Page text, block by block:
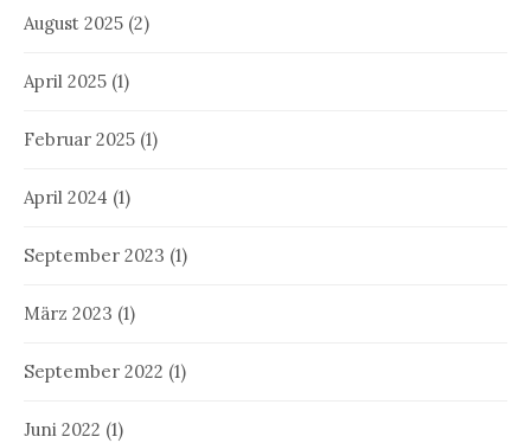
August 2025 (2)
April 2025 (1)
Februar 2025 (1)
April 2024 (1)
September 2023 (1)
März 2023 (1)
September 2022 (1)
Juni 2022 (1)